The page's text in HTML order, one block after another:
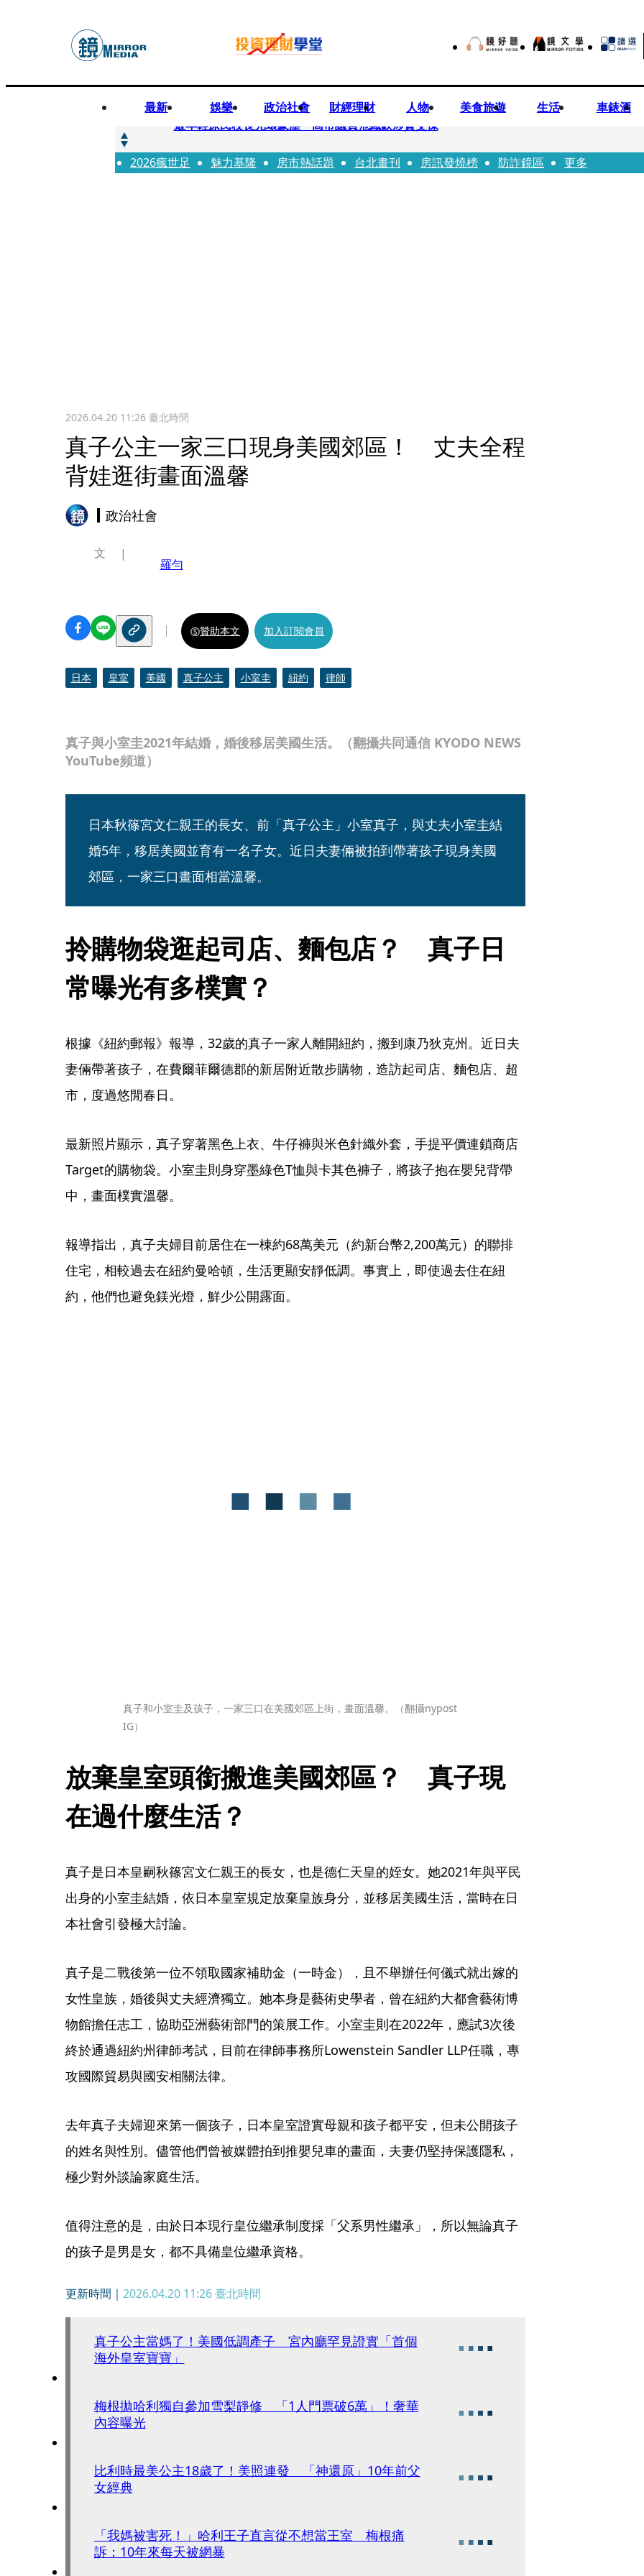
最新 娛樂 政治社會 財經理財 人物 美食旅遊 生活 車錶酒
快訊
最年輕原民校長光環蒙塵 高市議員范織欽涉貪交保
快訊
「愛露奶」私訊流出！小24歲女友爆當小三「大鬧病房氣孕婦」 姜厚任不忍回應了
2026瘋世足 魅力基隆 房市熱話題 台北畫刊 房訊發燒榜 防詐鏡區 更多
2026.04.20 11:26臺北時間
真子公主一家三口現身美國郊區！ 丈夫全程
背娃逛街畫面溫馨
政治社會
真子與小室圭2021年結婚，婚後移居美國生活。（翻攝共同通信 KYODO NEWS
YouTube頻道）
文
羅勻
贊助本文 加入訂閱會員
日本 皇室 美國 真子公主 小室圭 紐約 律師
日本秋篠宮文仁親王的長女、前「真子公主」小室真子，與丈夫小室圭結
婚5年，移居美國並育有一名子女。近日夫妻倆被拍到帶著孩子現身美國
郊區，一家三口畫面相當溫馨。
拎購物袋逛起司店、麵包店？　真子日
常曝光有多樸實？
根據《紐約郵報》報導，32歲的真子一家人離開紐約，搬到康乃狄克州。近日夫
妻倆帶著孩子，在費爾菲爾德郡的新居附近散步購物，造訪起司店、麵包店、超
市，度過悠閒春日。
最新照片顯示，真子穿著黑色上衣、牛仔褲與米色針織外套，手提平價連鎖商店
Target的購物袋。小室圭則身穿墨綠色T恤與卡其色褲子，將孩子抱在嬰兒背帶
中，畫面樸實溫馨。
報導指出，真子夫婦目前居住在一棟約68萬美元（約新台幣2,200萬元）的聯排
住宅，相較過去在紐約曼哈頓，生活更顯安靜低調。事實上，即使過去住在紐
約，他們也避免鎂光燈，鮮少公開露面。
真子和小室圭及孩子，一家三口在美國郊區上街，畫面溫馨。（翻攝nypost
IG）
放棄皇室頭銜搬進美國郊區？　真子現
在過什麼生活？
真子是日本皇嗣秋篠宮文仁親王的長女，也是德仁天皇的姪女。她2021年與平民
出身的小室圭結婚，依日本皇室規定放棄皇族身分，並移居美國生活，當時在日
本社會引發極大討論。
真子是二戰後第一位不領取國家補助金（一時金），且不舉辦任何儀式就出嫁的
女性皇族，婚後與丈夫經濟獨立。她本身是藝術史學者，曾在紐約大都會藝術博
物館擔任志工，協助亞洲藝術部門的策展工作。小室圭則在2022年，應試3次後
終於通過紐約州律師考試，目前在律師事務所Lowenstein Sandler LLP任職，專
攻國際貿易與國安相關法律。
去年真子夫婦迎來第一個孩子，日本皇室證實母親和孩子都平安，但未公開孩子
的姓名與性別。儘管他們曾被媒體拍到推嬰兒車的畫面，夫妻仍堅持保護隱私，
極少對外談論家庭生活。
值得注意的是，由於日本現行皇位繼承制度採「父系男性繼承」，所以無論真子
的孩子是男是女，都不具備皇位繼承資格。
更新時間｜ 2026.04.20 11:26臺北時間
真子公主當媽了！美國低調產子 宮內廳罕見證實「首個
海外皇室寶寶」
梅根拋哈利獨自參加雪梨靜修 「1人門票破6萬」！奢華
內容曝光
比利時最美公主18歲了！美照連發 「神還原」10年前父
女經典
「我媽被害死！」哈利王子直言從不想當王室 梅根痛
訴：10年來每天被網暴